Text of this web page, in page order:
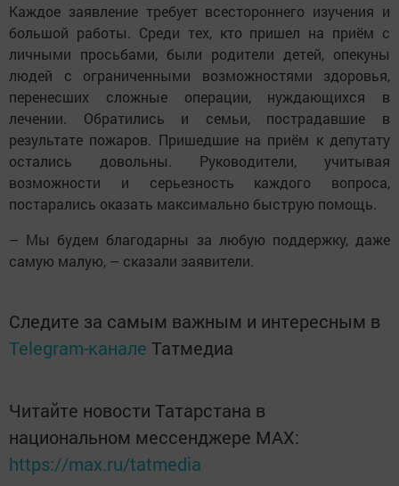
Каждое заявление требует всестороннего изучения и
большой работы. Среди тех, кто пришел на приём с
личными просьбами, были родители детей, опекуны
людей с ограниченными возможностями здоровья,
перенесших сложные операции, нуждающихся в
лечении. Обратились и семьи, пострадавшие в
результате пожаров. Пришедшие на приём к депутату
остались довольны. Руководители, учитывая
возможности и серьезность каждого вопроса,
постарались оказать максимально быструю помощь.
– Мы будем благодарны за любую поддержку, даже
самую малую, – сказали заявители.
Следите за самым важным и интересным в
Telegram-канале Татмедиа
Читайте новости Татарстана в
национальном мессенджере MАХ:
https://max.ru/tatmedia